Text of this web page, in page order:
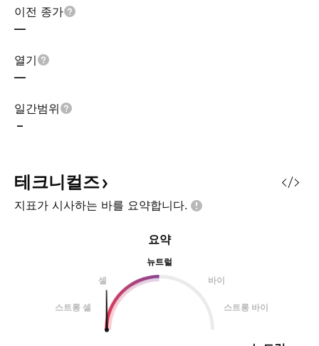
이전 종가
—
열기
—
일간범위
–
테크니컬즈
지표가 시사하는 바를 요약합니다.
요약
뉴트럴
셀
바이
스트롱 셀 스트롱 바이